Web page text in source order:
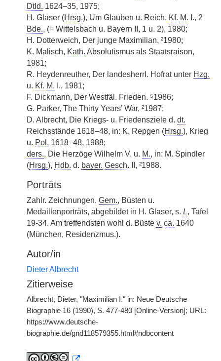
Dtld. 1624–35, 1975;
H. Glaser (Hrsg.), Um Glauben u. Reich, Kf. M. I., 2
Bde., (= Wittelsbach u. Bayern II, 1 u. 2), 1980;
H. Dotterweich, Der junge Maximilian, ²1980;
K. Malisch, Kath. Absolutismus als Staatsraison,
1981;
R. Heydenreuther, Der landesherrl. Hofrat unter Hzg.
u. Kf. M. I., 1981;
F. Dickmann, Der Westfäl. Frieden. ⁵1986;
G. Parker, The Thirty Years’ War, ²1987;
D. Albrecht, Die Kriegs- u. Friedensziele d. dt.
Reichsstände 1618–48, in: K. Repgen (Hrsg.), Krieg
u. Pol. 1618–48, 1988;
ders., Die Herzöge Wilhelm V. u. M., in: M. Spindler
(Hrsg.), Hdb. d. bayer. Gesch. II, ²1988.
Porträts
Zahlr. Zeichnungen, Gem., Büsten u.
Medaillenporträts, abgebildet in H. Glaser, s. L, Tafel
19-34. Am treffendsten wohl d. Büste v. ca. 1640
(München, Residenzmus.).
Autor/in
Dieter Albrecht
Zitierweise
Albrecht, Dieter, "Maximilian I." in: Neue Deutsche
Biographie 16 (1990), S. 477-480 [Online-Version]; URL:
https://www.deutsche-
biographie.de/gnd118579355.html#ndbcontent